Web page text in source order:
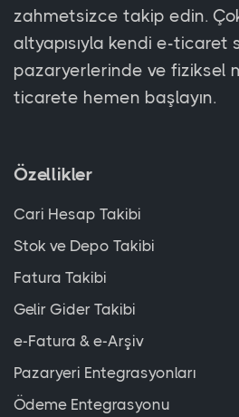
zahmetsizce takip edin.
altyapısıyla kendi e-ticaret
pazaryerlerinde ve fiziksel
ticarete hemen başlayın.
Özellikler
Cari Hesap Takibi
Stok ve Depo Takibi
Fatura Takibi
Gelir Gider Takibi
e-Fatura & e-Arşiv
Pazaryeri Entegrasyonları
Ödeme Entegrasyonu